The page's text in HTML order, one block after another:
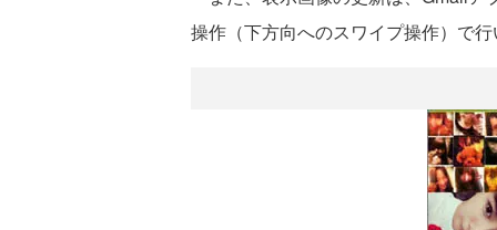
操作（下方向へのスワイプ操作）で